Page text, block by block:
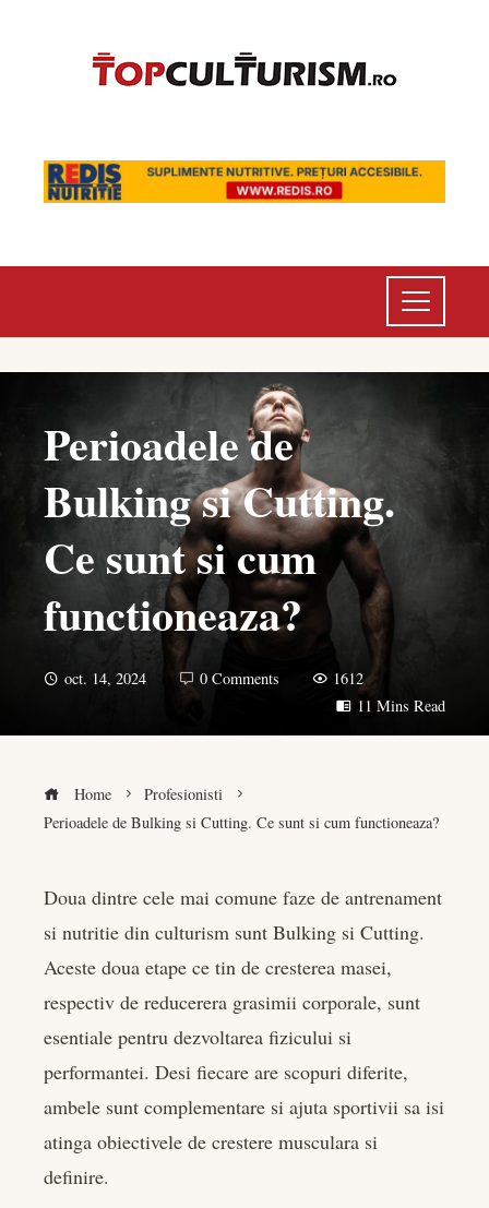
Perioadele de
Bulking si Cutting.
Ce sunt si cum
functioneaza?
oct. 14, 2024 0 Comments
1612
11 Mins Read
Home
Profesionisti
Perioadele de Bulking si Cutting. Ce sunt si cum functioneaza?
Doua dintre cele mai comune faze de antrenament
si nutritie din culturism sunt Bulking si Cutting.
Aceste doua etape ce tin de cresterea masei,
respectiv de reducerera grasimii corporale, sunt
esentiale pentru dezvoltarea fizicului si
performantei. Desi fiecare are scopuri diferite,
ambele sunt complementare si ajuta sportivii sa isi
atinga obiectivele de crestere musculara si
definire.